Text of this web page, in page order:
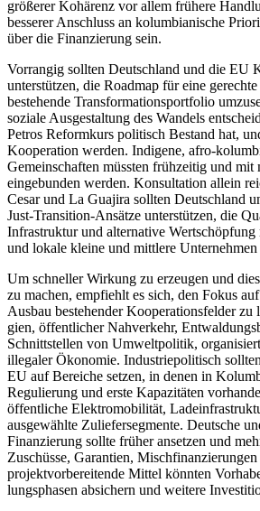
größerer Kohärenz vor allem frühere
besserer Anschluss an kolumbianische
über die Finanzierung sein.
Vorrangig sollten Deutschland und die EU
unterstützen, die Road­map für eine
bestehende Transformationsport­folio
soziale Ausgestaltung des Wandels
Petros Reformkurs politisch Bestand hat,
Ko­ope­ration werden. Indigene, afro-
Gemein­schaften müssten frühzeitig und mit
eingebunden werden. Konsultation allein
Cesar und La Guajira sollten Deutschland
Just-Transition-Ansätze unterstützen, die
Infrastruktur und alternative Wert­schöpfung
und lokale kleine und mittlere Unternehmen
Um schneller Wirkung zu erzeugen und
zu machen, emp­fiehlt es sich, den Fokus
Ausbau bestehender Ko­opera­tionsfelder zu
gien, öffentlicher Nahverkehr,
Schnittstellen von Umweltpolitik,
illegaler Ökonomie. Industriepolitisch
EU auf Bereiche setzen, in denen in
Regulierung und erste Kapazitäten
öffent­liche Elektromobilität,
ausgewählte Zuliefersegmente. Deutsche
Finanzierung sollte früher ansetzen und
Zuschüsse, Garantien, Misch­finanzierungen
projektvorbereitende Mittel könnten
lungsphasen absichern und weitere